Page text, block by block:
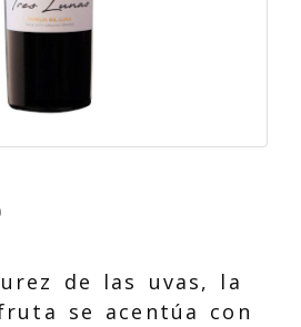
de las uvas, la
se acentúa con